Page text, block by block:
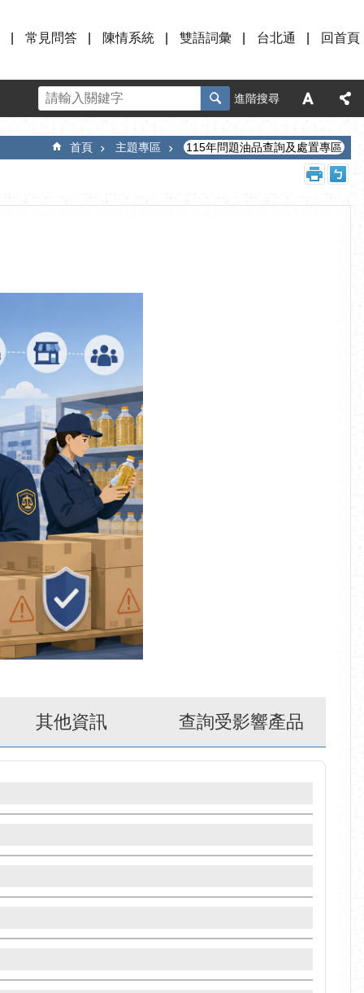
常見問答 陳情系統 雙語詞彙 台北通 回首頁
進階搜尋
首頁 主題專區 115年問題油品查詢及處置專區
其他資訊 查詢受影響產品